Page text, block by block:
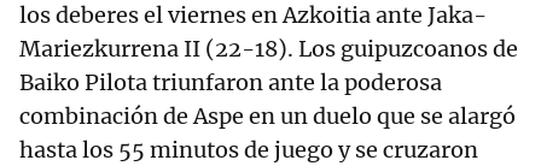
los deberes el viernes en Azkoitia ante Jaka-
Mariezkurrena II (22-18). Los guipuzcoanos de
Baiko Pilota triunfaron ante la poderosa
combinación de Aspe en un duelo que se alargó
hasta los 55 minutos de juego y se cruzaron